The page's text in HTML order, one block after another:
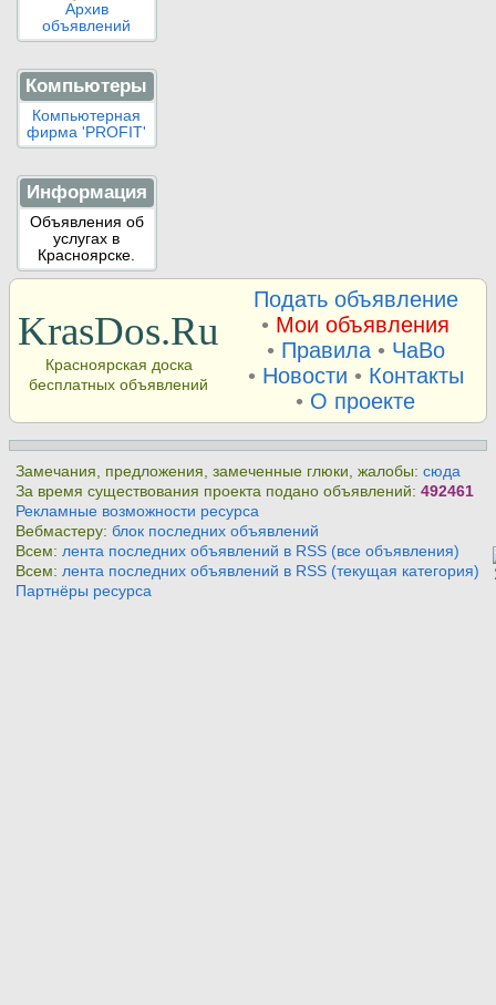
Архив
объявлений
Компьютеры
Компьютерная
фирма 'PROFIT'
Информация
Объявления об
услугах в
Красноярске.
KrasDos.Ru
Красноярская доска
бесплатных объявлений
Подать объявление
• Мои объявления
• Правила• ЧаВо
• Новости • Контакты
• О проекте
Замечания, предложения, замеченные глюки, жалобы:сюда
За время существования проекта подано объявлений:492461
Рекламные возможности ресурса
Вебмастеру:блок последних объявлений
Всем: лента последних объявлений в RSS (все объявления)
Всем: лента последних объявлений в RSS (текущая категория)
Партнёры ресурса